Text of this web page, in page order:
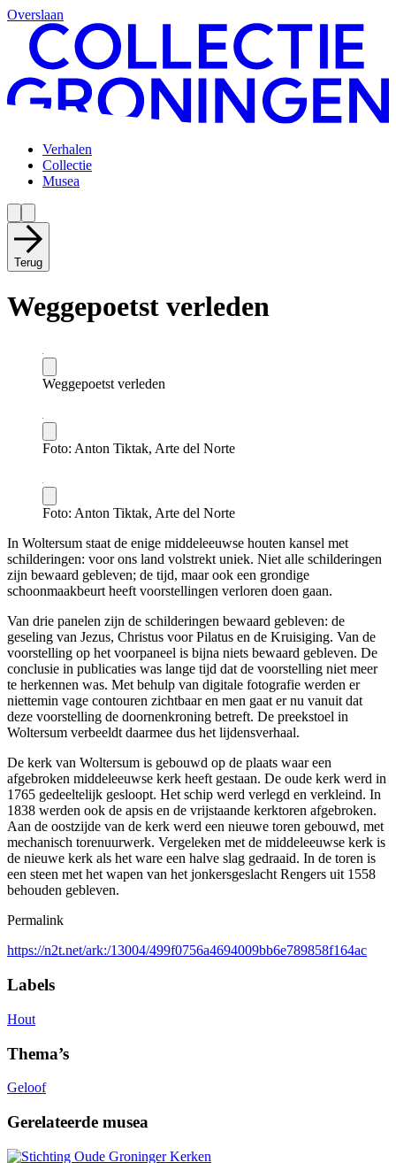
Overslaan
Verhalen
Collectie
Musea
Terug
Weggepoetst verleden
Weggepoetst verleden
Foto: Anton Tiktak, Arte del Norte
Foto: Anton Tiktak, Arte del Norte
In Woltersum staat de enige middeleeuwse houten kansel met
schilderingen: voor ons land volstrekt uniek. Niet alle schilderingen
zijn bewaard gebleven; de tijd, maar ook een grondige
schoonmaakbeurt heeft voorstellingen verloren doen gaan.
Van drie panelen zijn de schilderingen bewaard gebleven: de
geseling van Jezus, Christus voor Pilatus en de Kruisiging. Van de
voorstelling op het voorpaneel is bijna niets bewaard gebleven. De
conclusie in publicaties was lange tijd dat de voorstelling niet meer
te herkennen was. Met behulp van digitale fotografie werden er
niettemin vage contouren zichtbaar en men gaat er nu vanuit dat
deze voorstelling de doornenkroning betreft. De preekstoel in
Woltersum verbeeldt daarmee dus het lijdensverhaal.
De kerk van Woltersum is gebouwd op de plaats waar een
afgebroken middeleeuwse kerk heeft gestaan. De oude kerk werd in
1765 gedeeltelijk gesloopt. Het schip werd verlegd en verkleind. In
1838 werden ook de apsis en de vrijstaande kerktoren afgebroken.
Aan de oostzijde van de kerk werd een nieuwe toren gebouwd, met
mechanisch torenuurwerk. Vergeleken met de middeleeuwse kerk is
de nieuwe kerk als het ware een halve slag gedraaid. In de toren is
een steen met het wapen van het jonkersgeslacht Rengers uit 1558
behouden gebleven.
Permalink
https://n2t.net/ark:/13004/499f0756a4694009bb6e789858f164ac
Labels
Hout
Thema’s
Geloof
Gerelateerde musea